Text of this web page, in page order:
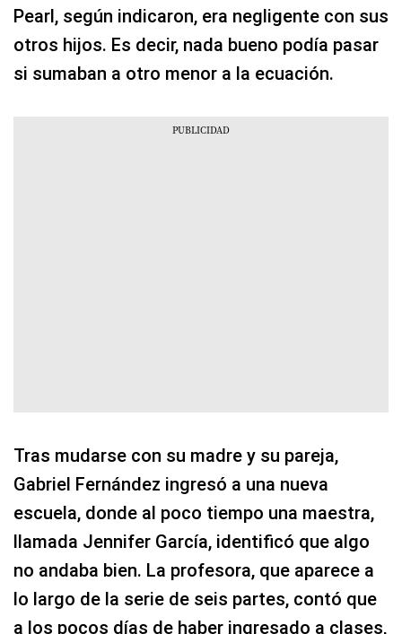
Pearl, según indicaron, era negligente con sus
otros hijos. Es decir, nada bueno podía pasar
si sumaban a otro menor a la ecuación.
Tras mudarse con su madre y su pareja,
Gabriel Fernández ingresó a una nueva
escuela, donde al poco tiempo una maestra,
llamada Jennifer García, identificó que algo
no andaba bien. La profesora, que aparece a
lo largo de la serie de seis partes, contó que
a los pocos días de haber ingresado a clases,